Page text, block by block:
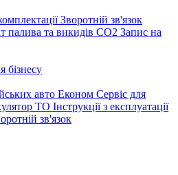
Зворотній зв'язок
палива та викидів СО2 Запис на
бізнесу
авто Економ Сервіс для
ТО Інструкції з експлуатації
зв'язок